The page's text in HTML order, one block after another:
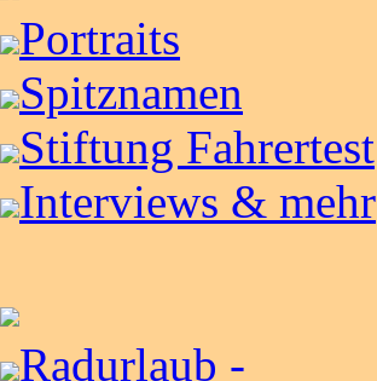
Portraits
Spitznamen
Stiftung Fahrertest
Interviews & mehr
Radurlaub -